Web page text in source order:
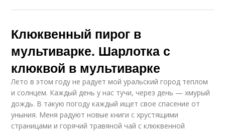
Клюквенный пирог в
мультиварке. Шарлотка с
клюквой в мультиварке
Лето в этом году не радует мой уральский город теплом
и солнцем. Каждый день у нас тучи, через день — хмурый
дождь. В такую погоду каждый ищет свое спасение от
уныния. Меня радуют новые книги с хрустящими
страницами и горячий травяной чай с клюквенной